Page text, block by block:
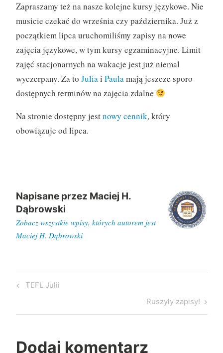
Zapraszamy też na nasze kolejne kursy językowe. Nie
musicie czekać do września czy października. Już z
początkiem lipca uruchomiliśmy zapisy na nowe
zajęcia językowe, w tym kursy egzaminacyjne. Limit
zajęć stacjonarnych na wakacje jest już niemal
wyczerpany. Za to Juliai Paulamają jeszcze sporo
dostępnych terminów na zajęcia zdalne
Na stronie dostępny jestnowy cennik, który
obowiązuje od lipca.
Napisane przez Maciej H.
Dąbrowski
Zobacz wszystkie wpisy, których autorem jest
Maciej H. Dąbrowski
Nawigacja
Previous
TEFL Julii
Next
Post
Ruszyły zapisy!
Dodaj komentarz